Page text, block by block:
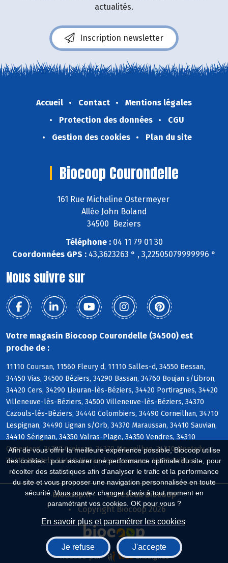
Afin de vous offrir la meilleure expérience possible, Biocoop utilise
des cookies : pour assurer une performance optimale du site, pour
récolter des statistiques afin d'analyser le trafic et la performance
du site et vous proposer une navigation personnalisée en toute
sécurité. Vous pouvez changer d'avis à tout moment en
paramétrant vos cookies. OK pour vous ?
En savoir plus et paramétrer les cookies
Je refuse J'accepte
actualités.
Inscription newsletter
Accueil Contact
Mentions légales
Protection des données
CGU
Gestion des cookies
Plan du site
Biocoop Courondelle
161 Rue Micheline Ostermeyer
Allée John Boland
34500 Beziers
Téléphone :04 11 79 01 30
Coordonnées GPS : 43,3623263 ° , 3,22505079999996 °
Nous suivre sur
Votre magasin Biocoop Courondelle (34500) est
proche de :
11110 Coursan, 11560 Fleury d, 11110 Salles-d, 34550 Bessan,
34450 Vias, 34500 Béziers, 34290 Bassan, 34760 Boujan s/Libron,
34420 Cers, 34290 Lieuran-lès-Béziers, 34420 Portiragnes, 34420
Villeneuve-lès-Béziers, 34500 Villeneuve-lès-Béziers, 34370
Cazouls-lès-Béziers, 34440 Colombiers, 34490 Corneilhan, 34710
Lespignan, 34490 Lignan s/Orb, 34370 Maraussan, 34410 Sauvian,
34410 Sérignan, 34350 Valras-Plage, 34350 Vendres, 34310
Capestang, 34370 Creissan, 34370 Maureilhan, 34310 Montady,
34310 Montels, 34440 Nissan-lez-Enserune, 34310 Poilhes
Biocoop.fr
Le réseau Biocoop
Copyright Biocoop 2026
Réalisé par